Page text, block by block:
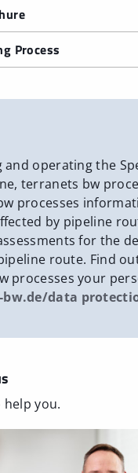
but by the
Regional
Franconia.
transparent
Process
operating the
terranets bw
processes
by pipeline
for the
route. Find
processes your
data
help you.